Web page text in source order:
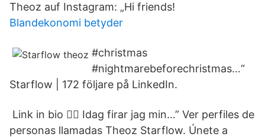
Theoz auf Instagram: „Hi friends!
Blandekonomi betyder
#christmas
#nightmarebeforechristmas…“
Starflow | 172 följare på LinkedIn.
️ Link in bio 👆🏼 Idag firar jag min…” Ver perfiles de
personas llamadas Theoz Starflow. Únete a